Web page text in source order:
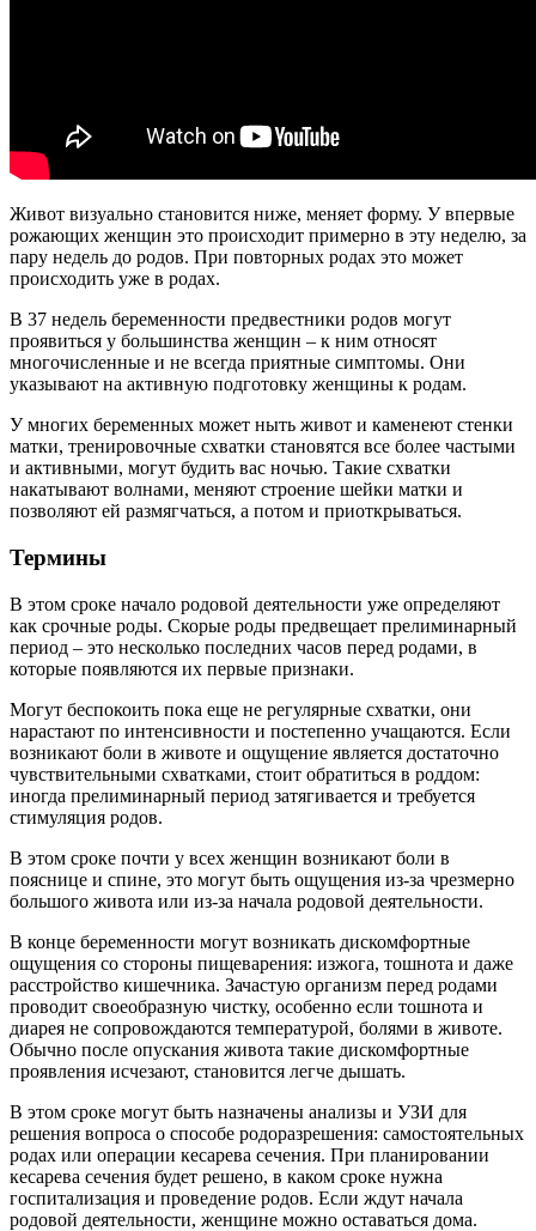
Живот визуально становится ниже, меняет форму. У впервые
рожающих женщин это происходит примерно в эту неделю, за
пару недель до родов. При повторных родах это может
происходить уже в родах.
В 37 недель беременности предвестники родов могут
проявиться у большинства женщин – к ним относят
многочисленные и не всегда приятные симптомы. Они
указывают на активную подготовку женщины к родам.
У многих беременных может ныть живот и каменеют стенки
матки, тренировочные схватки становятся все более частыми
и активными, могут будить вас ночью. Такие схватки
накатывают волнами, меняют строение шейки матки и
позволяют ей размягчаться, а потом и приоткрываться.
Термины
В этом сроке начало родовой деятельности уже определяют
как срочные роды. Скорые роды предвещает прелиминарный
период – это несколько последних часов перед родами, в
которые появляются их первые признаки.
Могут беспокоить пока еще не регулярные схватки, они
нарастают по интенсивности и постепенно учащаются. Если
возникают боли в животе и ощущение является достаточно
чувствительными схватками, стоит обратиться в роддом:
иногда прелиминарный период затягивается и требуется
стимуляция родов.
В этом сроке почти у всех женщин возникают боли в
пояснице и спине, это могут быть ощущения из-за чрезмерно
большого живота или из-за начала родовой деятельности.
В конце беременности могут возникать дискомфортные
ощущения со стороны пищеварения: изжога, тошнота и даже
расстройство кишечника. Зачастую организм перед родами
проводит своеобразную чистку, особенно если тошнота и
диарея не сопровождаются температурой, болями в животе.
Обычно после опускания живота такие дискомфортные
проявления исчезают, становится легче дышать.
В этом сроке могут быть назначены анализы и УЗИ для
решения вопроса о способе родоразрешения: самостоятельных
родах или операции кесарева сечения. При планировании
кесарева сечения будет решено, в каком сроке нужна
госпитализация и проведение родов. Если ждут начала
родовой деятельности, женщине можно оставаться дома.